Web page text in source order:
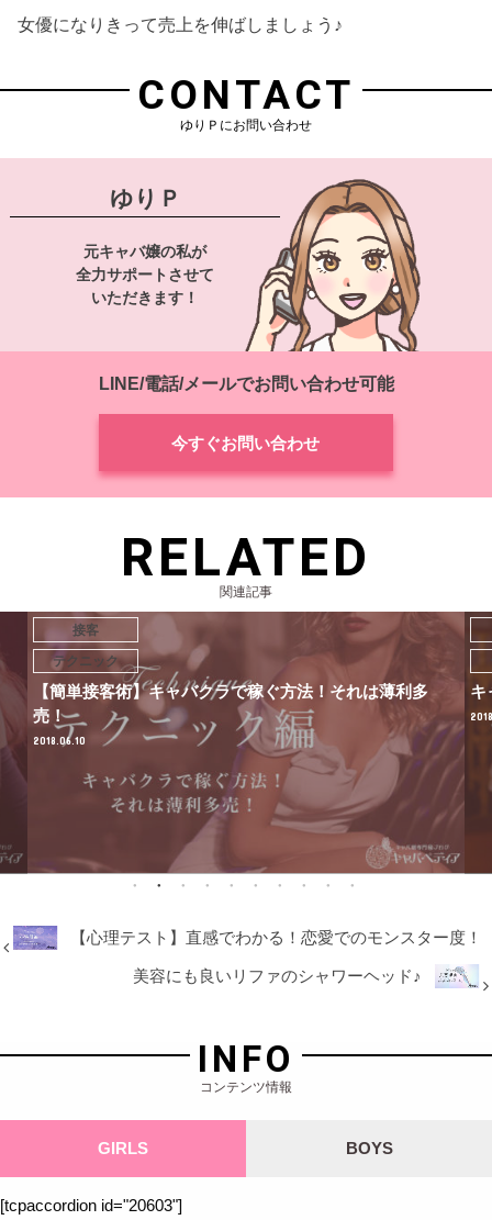
女優になりきって売上を伸ばしましょう♪
CONTACT
ゆりＰにお問い合わせ
ゆりＰ
元キャバ嬢の私が
全力サポートさせて
いただきます！
LINE/電話/メールでお問い合わせ可能
今すぐお問い合わせ
RELATED
関連記事
接客
テクニック
キャバ嬢からのボディタッチは効果的！
2018.05.01
【
徴
【心理テスト】直感でわかる！恋愛でのモンスター度！
美容にも良いリファのシャワーヘッド♪
INFO
コンテンツ情報
GIRLS BOYS
[tcpaccordion id="20603"]